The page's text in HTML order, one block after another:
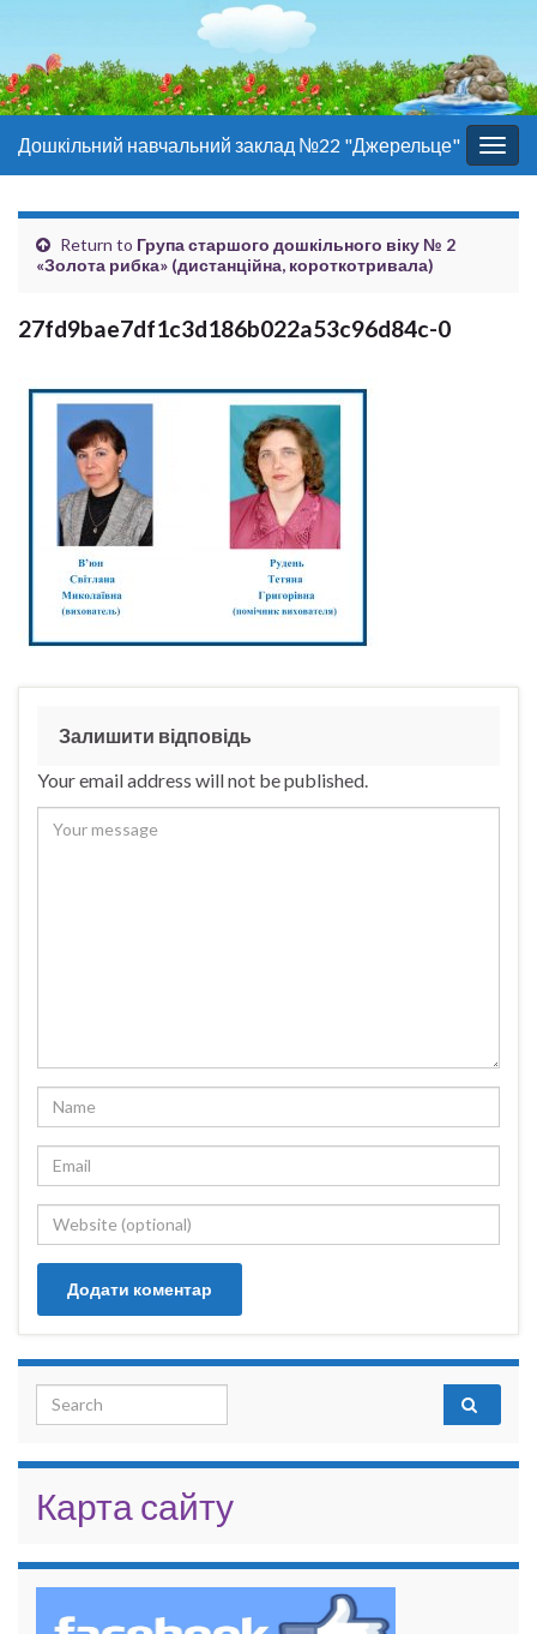
Дошкільний навчальний заклад №22 "Джерельце"
Return to Група старшого дошкільного віку № 2
«Золота рибка» (дистанційна, короткотривала)
27fd9bae7df1c3d186b022a53c96d84c-0
Залишити відповідь
Your email address will not be published.
Search for:
Карта сайту